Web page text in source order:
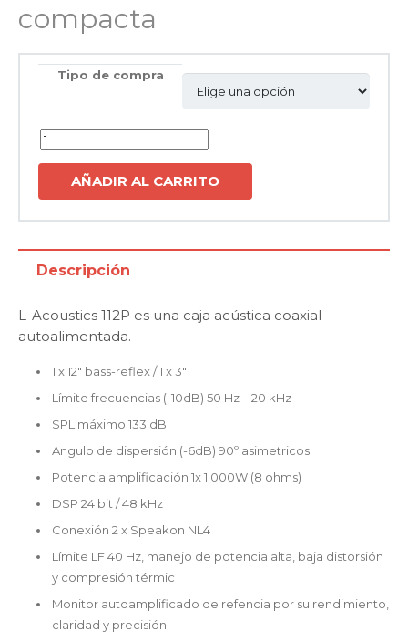
compacta
Tipo de compra
Cantidad
AÑADIR AL CARRITO
Descripción
L-Acoustics 112P es una caja acústica coaxial
autoalimentada.
1 x 12″ bass-reflex / 1 x 3″
Límite frecuencias (-10dB) 50 Hz – 20 kHz
SPL máximo 133 dB
Angulo de dispersión (-6dB) 90º asimetricos
Potencia amplificación 1x 1.000W (8 ohms)
DSP 24 bit / 48 kHz
Conexión 2 x Speakon NL4
Límite LF 40 Hz, manejo de potencia alta, baja distorsión
y compresión térmic
Monitor autoamplificado de refencia por su rendimiento,
claridad y precisión